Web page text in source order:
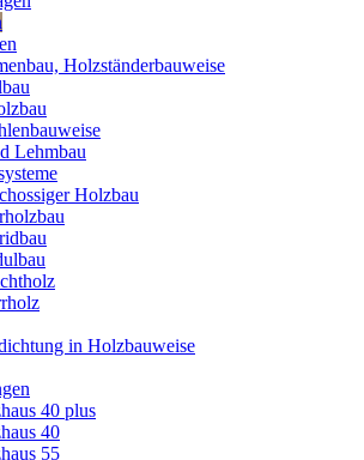
Holzständerbauweise
Lehmbau
Holzbau
in Holzbauweise
40 plus
40
55